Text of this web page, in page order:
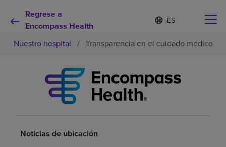
Regrese a
Encompass Health
Lista
de
idiomas
contraída
d
o
s
e
Por qué debe elegirnos
Nuestro hospital / Transparencia en el cuidado médico
Noticias de ubicación